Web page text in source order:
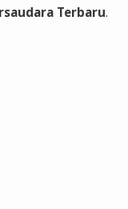
Terbaru.